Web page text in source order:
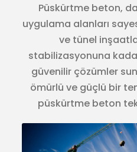
Püskürtme beton,
uygulama alanları
ve tünel
stabilizasyonuna
güvenilir çözümler
ömürlü ve güçlü bir
püskürtme beton